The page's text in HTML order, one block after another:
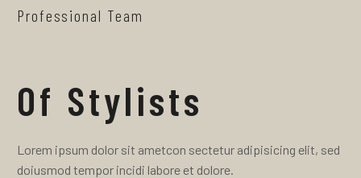
Professional Team
Of Stylists
Lorem ipsum dolor sit ametcon sectetur adipisicing elit, sed
doiusmod tempor incidi labore et dolore.